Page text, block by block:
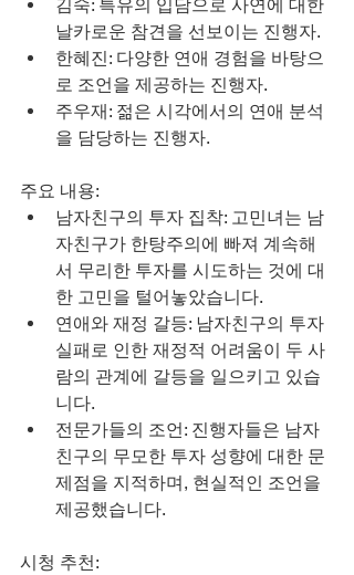
김숙: 특유의 입담으로 사연에 대한
날카로운 참견을 선보이는 진행자.
한혜진: 다양한 연애 경험을 바탕으
로 조언을 제공하는 진행자.
주우재: 젊은 시각에서의 연애 분석
을 담당하는 진행자.
주요 내용:
남자친구의 투자 집착: 고민녀는 남
자친구가 한탕주의에 빠져 계속해
서 무리한 투자를 시도하는 것에 대
한 고민을 털어놓았습니다.
연애와 재정 갈등: 남자친구의 투자
실패로 인한 재정적 어려움이 두 사
람의 관계에 갈등을 일으키고 있습
니다.
전문가들의 조언: 진행자들은 남자
친구의 무모한 투자 성향에 대한 문
제점을 지적하며, 현실적인 조언을
제공했습니다.
시청 추천: